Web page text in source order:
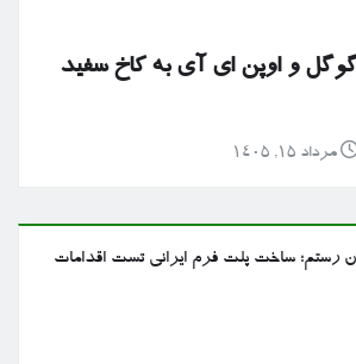
گوگل و اوپن ای آی به کاخ سفید
مرداد ۱۵, ۱۴۰۵